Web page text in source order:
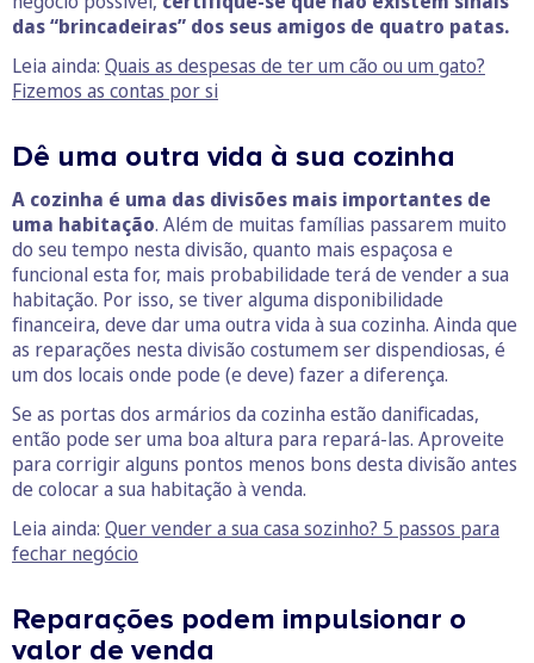
das “brincadeiras” dos seus amigos de quatro patas.
Leia ainda: Quais as despesas de ter um cão ou um gato?
Fizemos as contas por si
Dê uma outra vida à sua cozinha
A cozinha é uma das divisões mais importantes de
uma habitação. Além de muitas famílias passarem muito
do seu tempo nesta divisão, quanto mais espaçosa e
funcional esta for, mais probabilidade terá de vender a sua
habitação. Por isso, se tiver alguma disponibilidade
financeira, deve dar uma outra vida à sua cozinha. Ainda que
as reparações nesta divisão costumem ser dispendiosas, é
um dos locais onde pode (e deve) fazer a diferença.
Se as portas dos armários da cozinha estão danificadas,
então pode ser uma boa altura para repará-las. Aproveite
para corrigir alguns pontos menos bons desta divisão antes
de colocar a sua habitação à venda.
Leia ainda: Quer vender a sua casa sozinho? 5 passos para
fechar negócio
Reparações podem impulsionar o
valor de venda